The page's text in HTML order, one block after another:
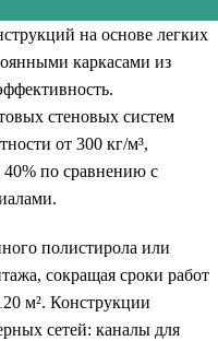
на основе легких
каркасами из
стеновых систем
от 300 кг/м³,
40% по сравнению с
полистирола или
сокращая сроки работ
м². Конструкции
сетей: каналы для